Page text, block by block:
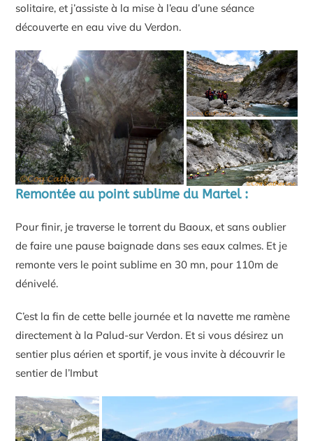
solitaire, et j’assiste à la mise à l’eau d’une séance
découverte en eau vive du Verdon.
Remontée au point sublime du Martel :
Pour finir, je traverse le torrent du Baoux, et sans oublier
de faire une pause baignade dans ses eaux calmes. Et je
remonte vers le point sublime en 30 mn, pour 110m de
dénivelé.
C’est la fin de cette belle journée et la navette me ramène
directement à la Palud-sur Verdon. Et si vous désirez un
sentier plus aérien et sportif, je vous invite à découvrir le
sentier de l’Imbut